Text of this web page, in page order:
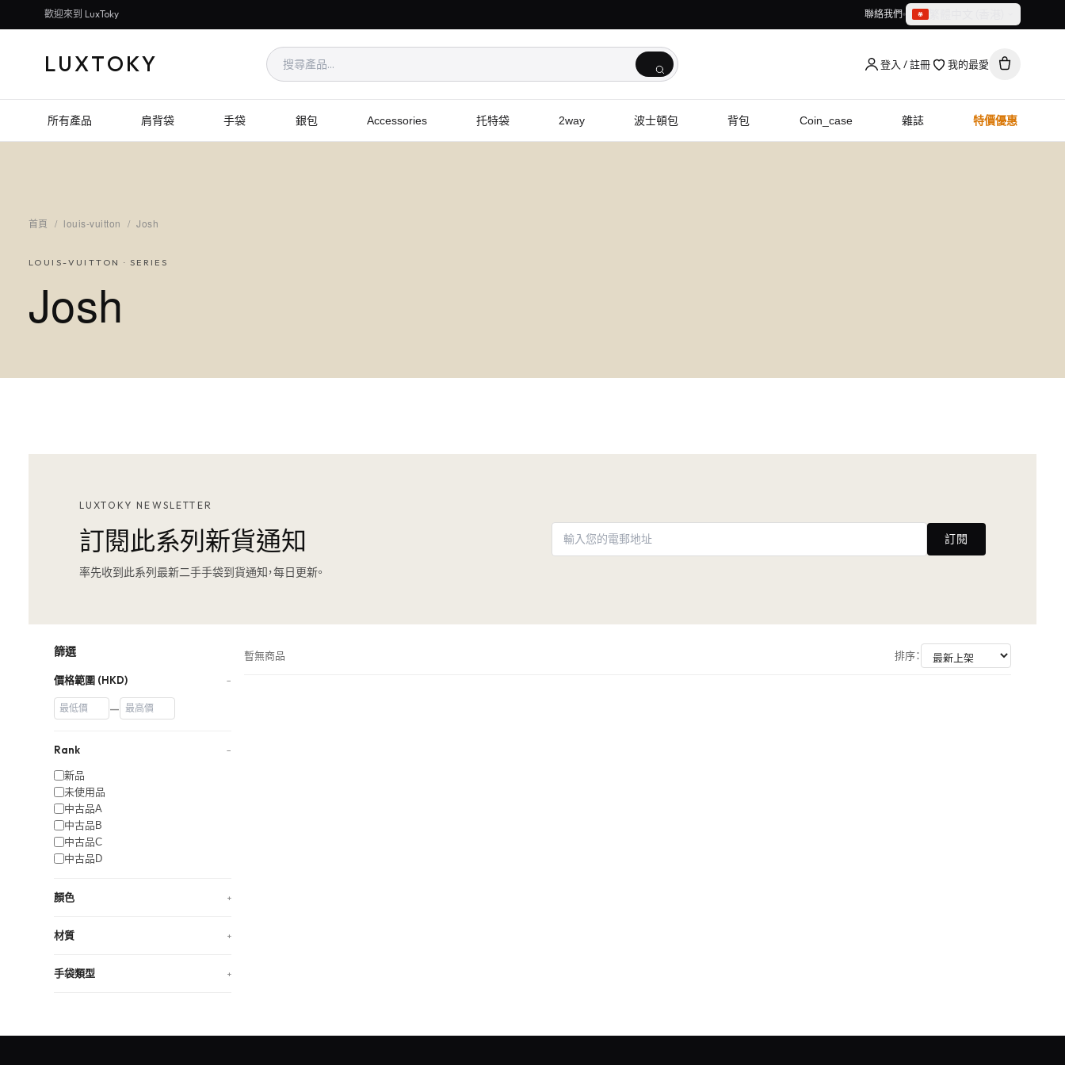
歡迎來到 LuxToky 聯絡我們
繁體中文（香港）
LUXTOKY 登入 / 註冊 我的最愛
所有產品 肩背袋 手袋 銀包 Accessories 托特袋 2way 波士頓包 背包 Coin_case 雜誌 特價優惠
首頁 / louis-vuitton / Josh
LOUIS-VUITTON · SERIES
Josh
LUXTOKY NEWSLETTER
訂閱此系列新貨通知
率先收到此系列最新二手手袋到貨通知，每日更新。
訂閱
篩選
價格範圍 (HKD) −
—
Rank −
新品
未使用品
中古品A
中古品B
中古品C
中古品D
顏色 +
材質 +
手袋類型 +
暫無商品 排序：